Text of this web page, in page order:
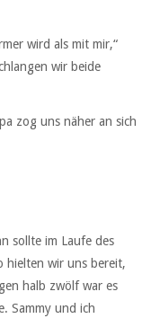
wird als mit mir,“
wir beide
zog uns näher an sich
sollte im Laufe des
hielten wir uns bereit,
halb zwölf war es
Sammy und ich